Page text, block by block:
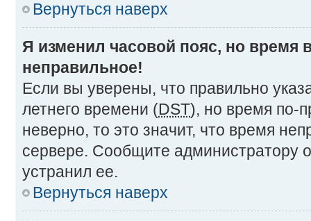
Вернуться наверх
Я изменил часовой пояс, но время
неправильное!
Если вы уверены, что правильно
летнего времени (DST), но время по-
неверно, то это значит, что время
сервере. Сообщите администратору
устранил ее.
Вернуться наверх